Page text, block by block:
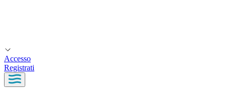
Accesso
Registrati